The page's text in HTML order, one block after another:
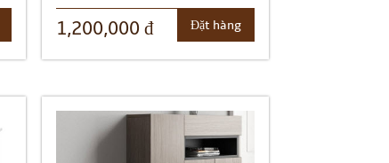
1,200,000 đ Đặt hàng